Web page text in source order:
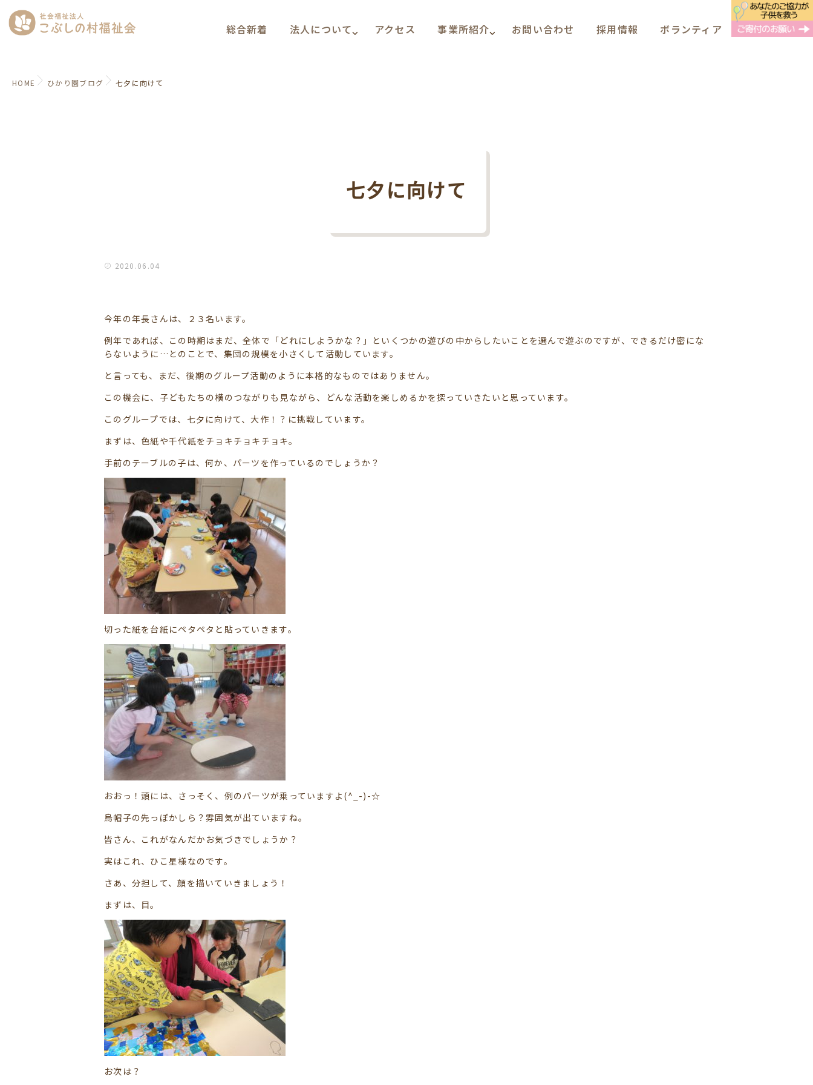
総合新着 法人について アクセス 事業所紹介 お問い合わせ 採用情報 ボランティア
HOME ひかり園ブログ 七夕に向けて
七夕に向けて
2020.06.04
今年の年長さんは、２３名います。
例年であれば、この時期はまだ、全体で「どれにしようかな？」といくつかの遊びの中からしたいことを選んで遊ぶのですが、できるだけ密にな
らないように…とのことで、集団の規模を小さくして活動しています。
と言っても、まだ、後期のグループ活動のように本格的なものではありません。
この機会に、子どもたちの横のつながりも見ながら、どんな活動を楽しめるかを探っていきたいと思っています。
このグループでは、七夕に向けて、大作！？に挑戦しています。
まずは、色紙や千代紙をチョキチョキチョキ。
手前のテーブルの子は、何か、パーツを作っているのでしょうか？
切った紙を台紙にペタペタと貼っていきます。
おおっ！頭には、さっそく、例のパーツが乗っていますよ(^_-)-☆
烏帽子の先っぽかしら？雰囲気が出ていますね。
皆さん、これがなんだかお気づきでしょうか？
実はこれ、ひこ星様なのです。
さあ、分担して、顔を描いていきましょう！
まずは、目。
お次は？